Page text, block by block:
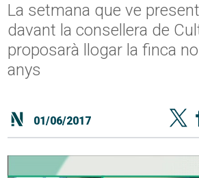
La setmana que ve
davant la consellera de
proposarà llogar la finca
anys
01/06/2017